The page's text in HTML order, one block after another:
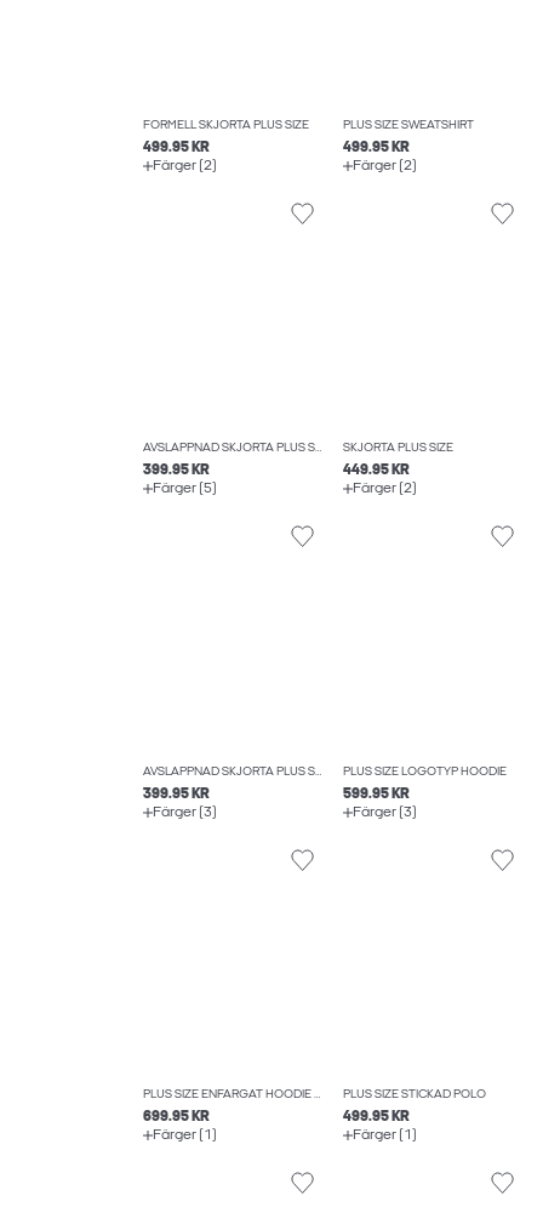
FORMELL SKJORTA PLUS SIZE
499.95 KR
Färger (2)
PLUS SIZE SWEATSHIRT
499.95 KR
Färger (2)
AVSLAPPNAD SKJORTA PLUS SIZE
399.95 KR
Färger (5)
SKJORTA PLUS SIZE
449.95 KR
Färger (2)
AVSLAPPNAD SKJORTA PLUS SIZE
399.95 KR
Färger (3)
PLUS SIZE LOGOTYP HOODIE
599.95 KR
Färger (3)
PLUS SIZE ENFÄRGAT HOODIE MED BLIXTLÅS
699.95 KR
Färger (1)
PLUS SIZE STICKAD POLO
499.95 KR
Färger (1)